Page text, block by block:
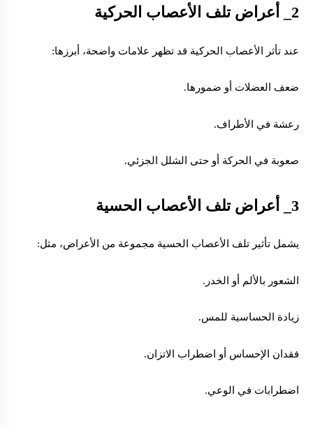
2_ أعراض تلف الأعصاب الحركية
عند تأثر الأعصاب الحركية قد تظهر علامات واضحة، أبرزها:
ضعف العضلات أو ضمورها.
رعشة في الأطراف.
صعوبة في الحركة أو حتى الشلل الجزئي.
3_ أعراض تلف الأعصاب الحسية
يشمل تأثير تلف الأعصاب الحسية مجموعة من الأعراض، مثل:
الشعور بالألم أو الخدر.
زيادة الحساسية للمس.
فقدان الإحساس أو اضطراب الاتزان.
اضطرابات في الوعي.